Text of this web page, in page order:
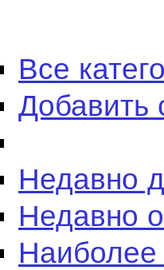
Все
Добавить
Недавно
Недавно
Наиболее